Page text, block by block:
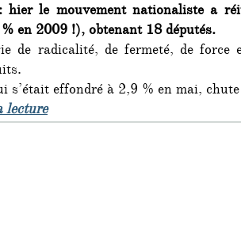
hier le mouvement nationaliste a
en 2009 !), obtenant 18 députés.
de radicalité, de fermeté, de force
s’était effondré à 2,9 % en mai,
lecturede « Grèce : nouvelle victoire